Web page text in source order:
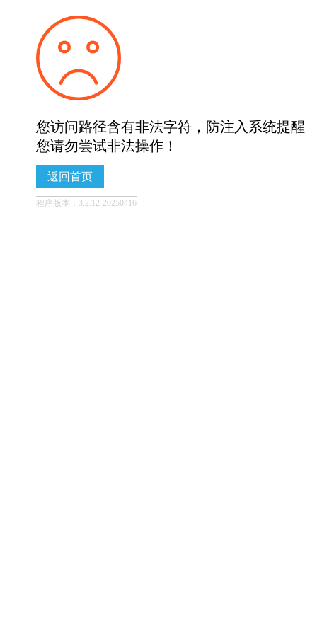
您访问路径含有非法字符，防注入系统提醒
您请勿尝试非法操作！
返回首页
程序版本：3.2.12-20250416